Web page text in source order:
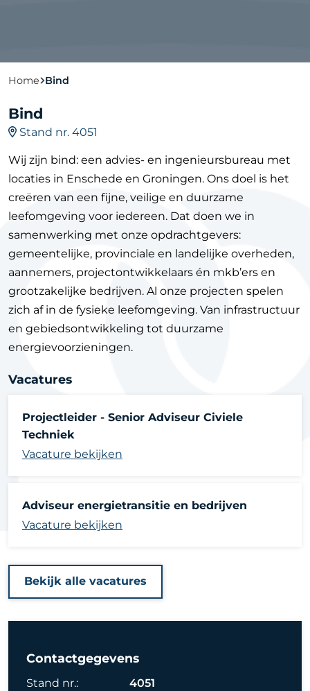
Home Bind
Bind
Stand nr. 4051
Wij zijn bind: een advies- en ingenieursbureau met
locaties in Enschede en Groningen. Ons doel is het
creëren van een fijne, veilige en duurzame
leefomgeving voor iedereen. Dat doen we in
samenwerking met onze opdrachtgevers:
gemeentelijke, provinciale en landelijke overheden,
aannemers, projectontwikkelaars én mkb’ers en
grootzakelijke bedrijven. Al onze projecten spelen
zich af in de fysieke leefomgeving. Van infrastructuur
en gebiedsontwikkeling tot duurzame
energievoorzieningen.
Vacatures
Projectleider - Senior Adviseur Civiele
Techniek
Vacature bekijken
Adviseur energietransitie en bedrijven
Vacature bekijken
Bekijk alle vacatures
Contactgegevens
Stand nr.:
4051